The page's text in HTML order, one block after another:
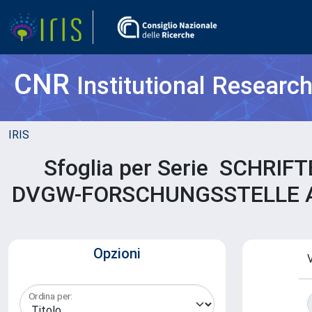
CNRInstitutional
IRIS
Sfoglia per Serie
DVGW-
Opzioni
Ordina per: